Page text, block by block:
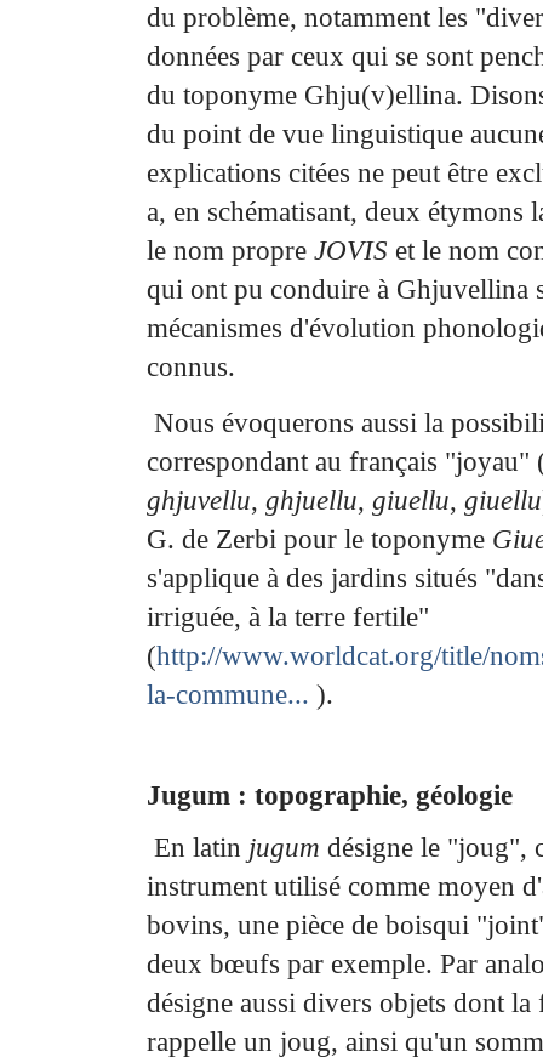
du problème, notamment les
données par ceux qui se sont
du toponyme Ghju(v)ellina.
du point de vue linguistique
explications citées ne peut être
a, en schématisant, deux étymons
le nom propre JOVIS et le nom
qui ont pu conduire à Ghjuvellina
mécanismes d'évolution
connus.
Nous évoquerons aussi la
correspondant au français "joyau"
ghjuvellu, ghjuellu, giuellu, giuellu
G. de Zerbi pour le toponyme
s'applique à des jardins situés
irriguée, à la terre fertile"
(http://www.worldcat.org/title/
la-commune... ).
Jugum : topographie, géologie
En latin jugum désigne le "joug",
instrument utilisé comme moyen
bovins, une pièce de boisqui
deux bœufs par exemple. Par
désigne aussi divers objets dont la
rappelle un joug, ainsi qu'un